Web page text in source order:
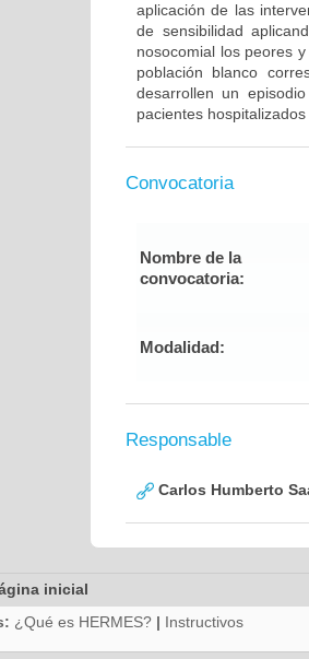
aplicación de las
de sensibilidad
nosocomial los peores
población blanco
desarrollen un
pacientes
Convocatoria
Nombre de la
convocatoria:
Modalidad:
Responsable
Carlos Humberto
inicial
¿Qué es HERMES? | Instructivos